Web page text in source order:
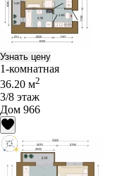
Узнать цену
1-комнатная
36.20 м2
3/8 этаж
Дом 966